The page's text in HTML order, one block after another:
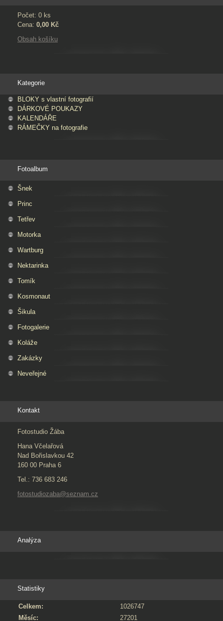
Počet: 0 ks
Cena: 0,00 Kč
Obsah košíku
Kategorie
BLOKY s vlastní fotografií
DÁRKOVÉ POUKAZY
KALENDÁŘE
RÁMEČKY na fotografie
Fotoalbum
Šnek
Princ
Tetřev
Motorka
Wartburg
Nektarinka
Tomík
Kosmonaut
Šikula
Fotogalerie
Koláže
Zakázky
Neveřejné
Kontakt
Fotostudio Žába
Hana Včelařová
Nad Bořislavkou 42
160 00 Praha 6
Tel.: 736 683 246
fotostudiozaba@seznam.cz
Analýza
Statistiky
Celkem:
1026747
Měsíc:
27201